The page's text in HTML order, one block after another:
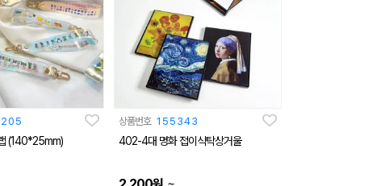
(140*25mm)
상품번호 155343
402-4대 명화 접이식탁상거울